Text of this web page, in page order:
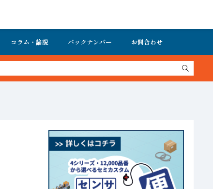
コラム・論説 バックナンバー お問合わせ